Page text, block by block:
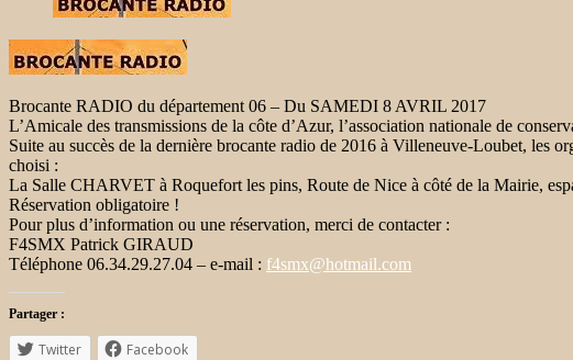
Brocante RADIO du département 06 – Du SAMEDI 8 AVRIL 2017
L’Amicale des transmissions de la côte d’Azur, l’association nationale de
Suite au succès de la dernière brocante radio de 2016 à Villeneuve-Loubet, les
choisi :
La Salle CHARVET à Roquefort les pins, Route de Nice à côté de la Mairie,
Réservation obligatoire !
Pour plus d’information ou une réservation, merci de contacter :
F4SMX Patrick GIRAUD
Téléphone 06.34.29.27.04 – e-mail : f4smx@hotmail.com
Partager :
Twitter Facebook